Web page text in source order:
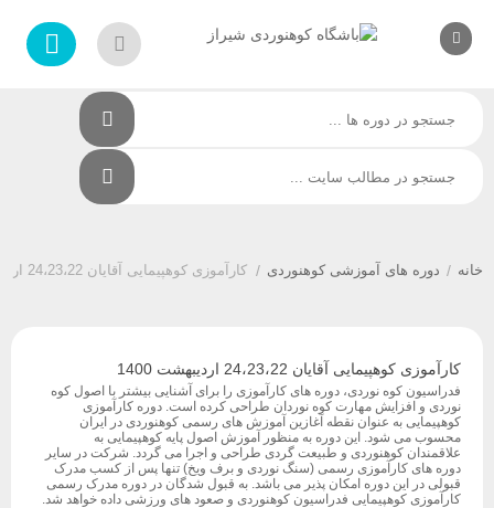
/دوره های آموزشی کوهنوردی/ کارآموزی کوهپیمایی آقایان 24،23،22 اردیبهشت 1400
کارآموزی کوهپیمایی آقایان 24،23،22 اردیبهشت 1400
فدراسیون کوه نوردی، دوره های کارآموزی را برای آشنایی بیشتر با اصول کوه
نوردی و افزایش مهارت کوه نوردان طراحی کرده است. دوره کارآموزی
کوهپیمایی به عنوان نقطه آغازین آموزش های رسمی کوهنوردی در ایران
محسوب می شود. این دوره به منظور آموزش اصول پایه کوهپیمایی به
علاقمندان کوهنوردی و طبیعت گردی طراحی و اجرا می گردد. شرکت در سایر
دوره های کارآموزی رسمی (سنگ نوردی و برف ویخ) تنها پس از کسب مدرک
قبولی در این دوره امکان پذیر می باشد. به قبول شدگان در دوره مدرک رسمی
کارآموزی کوهپیمایی فدراسیون کوهنوردی و صعود های ورزشی داده خواهد شد.